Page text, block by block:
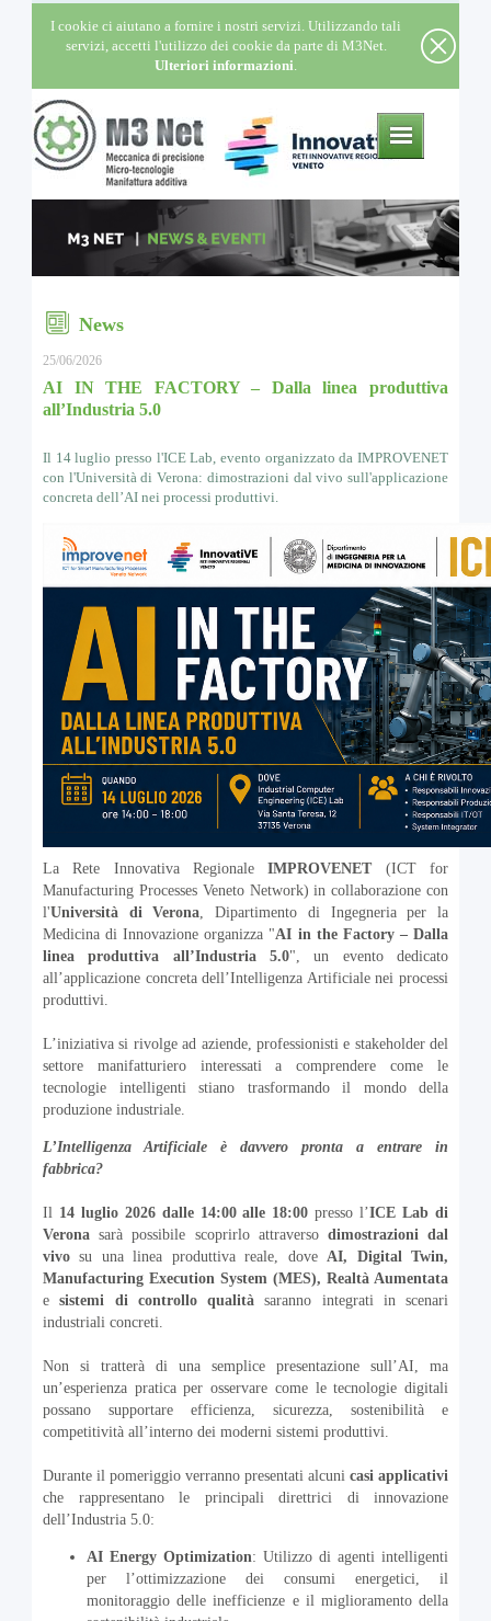
I cookie ci aiutano a fornire i nostri servizi. Utilizzando tali
servizi, accetti l'utilizzo dei cookie da parte di M3Net.
Ulteriori informazioni.
News
25/06/2026
AI IN THE FACTORY – Dalla linea produttiva
all’Industria 5.0
Il 14 luglio presso l'ICE Lab, evento organizzato da IMPROVENET
con l'Università di Verona: dimostrazioni dal vivo sull'applicazione
concreta dell’AI nei processi produttivi.
La Rete Innovativa RegionaleIMPROVENET (ICT for
Manufacturing Processes Veneto Network) in collaborazione con
l'Università di Verona , Dipartimento di Ingegneria per la
Medicina di Innovazione organizza "AI in the Factory – Dalla
linea produttiva all’Industria 5.0", un evento dedicato
all’applicazione concreta dell’Intelligenza Artificiale nei processi
produttivi.
L’iniziativa si rivolge ad aziende, professionisti e stakeholder del
settore manifatturiero interessati a comprendere come le
tecnologie intelligenti stiano trasformando il mondo della
produzione industriale.
L’Intelligenza Artificiale è davvero pronta a entrare in
fabbrica?
Il 14 luglio 2026 dalle 14:00 alle 18:00presso l’ICE Lab di
Verona sarà possibile scoprirlo attraverso dimostrazioni dal
vivo su una linea produttiva reale, dove AI, Digital Twin,
Manufacturing Execution System (MES), Realtà Aumentata
e sistemi di controllo qualitàsaranno integrati in scenari
industriali concreti.
Non si tratterà di una semplice presentazione sull’AI, ma
un’esperienza pratica per osservare come le tecnologie digitali
possano supportare efficienza, sicurezza, sostenibilità e
competitività all’interno dei moderni sistemi produttivi.
Durante il pomeriggio verranno presentati alcuni casi applicativi
che rappresentano le principali direttrici di innovazione
dell’Industria 5.0:
AI Energy Optimization: Utilizzo di agenti intelligenti
per l’ottimizzazione dei consumi energetici, il
monitoraggio delle inefficienze e il miglioramento della